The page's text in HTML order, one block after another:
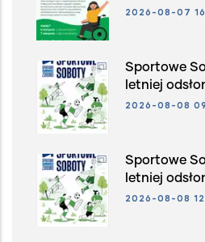
2026-08-07
Sportowe
letniej
2026-08-08
Sportowe
letniej
2026-08-08